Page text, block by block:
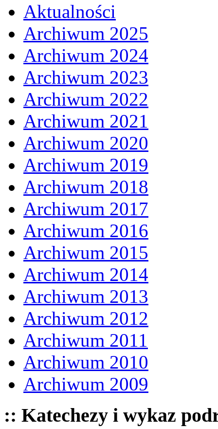
Aktualności
Archiwum 2025
Archiwum 2024
Archiwum 2023
Archiwum 2022
Archiwum 2021
Archiwum 2020
Archiwum 2019
Archiwum 2018
Archiwum 2017
Archiwum 2016
Archiwum 2015
Archiwum 2014
Archiwum 2013
Archiwum 2012
Archiwum 2011
Archiwum 2010
Archiwum 2009
:: Katechezy i wykaz